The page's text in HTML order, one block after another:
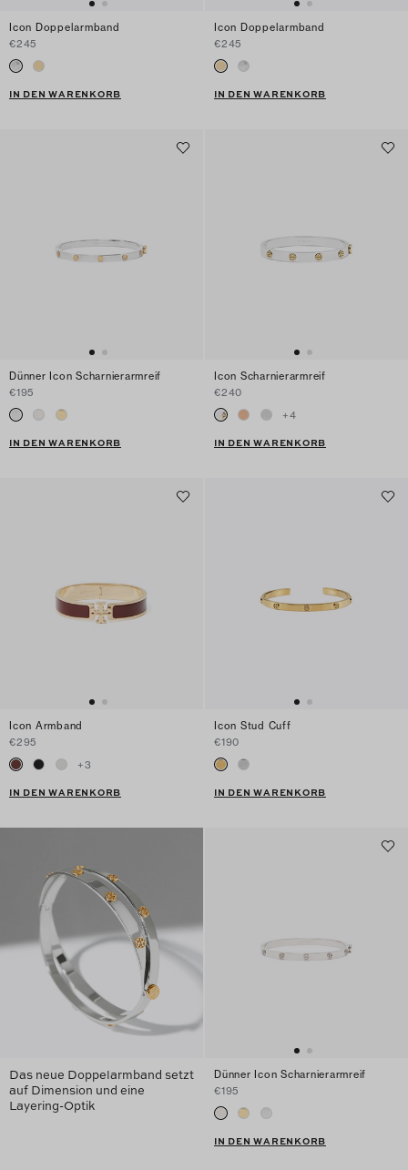
Icon Doppelarmband
€245
IN DEN WARENKORB
Icon Doppelarmband
€245
IN DEN WARENKORB
Dünner Icon Scharnierarmreif
€195
IN DEN WARENKORB
Icon Scharnierarmreif
€240
+4
IN DEN WARENKORB
Icon Armband
€295
+3
IN DEN WARENKORB
Icon Stud Cuff
€190
IN DEN WARENKORB
Das neue Doppelarmband setzt
auf Dimension und eine
Layering-Optik
Dünner Icon Scharnierarmreif
€195
IN DEN WARENKORB